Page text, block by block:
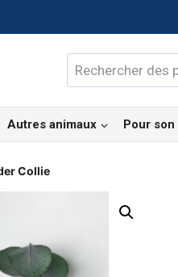
Rechercher :
Autres animaux Pour son
Collie